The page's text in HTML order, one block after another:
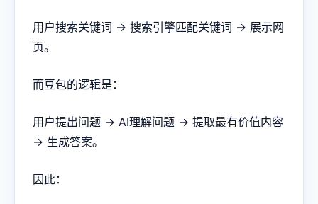
用户搜索关键词 → 搜索引擎匹配关键词 → 展示网
页。
而豆包的逻辑是：
用户提出问题 → AI理解问题 → 提取最有价值内容
→ 生成答案。
因此：